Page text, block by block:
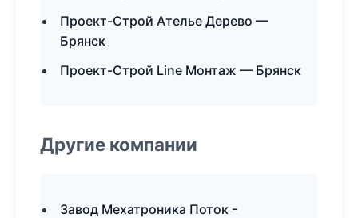
Проект-Строй Ателье Дерево —
Брянск
Проект-Строй Line Монтаж — Брянск
Другие компании
Завод Мехатроника Поток -